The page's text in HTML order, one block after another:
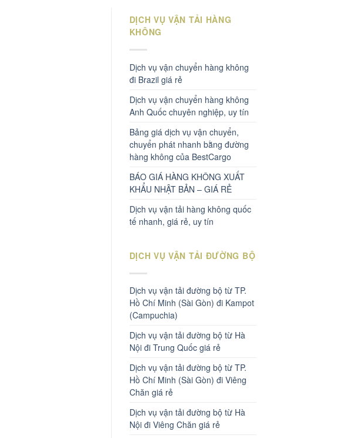
DỊCH VỤ VẬN TẢI HÀNG
KHÔNG
Dịch vụ vận chuyển hàng không
đi Brazil giá rẻ
Dịch vụ vận chuyển hàng không
Anh Quốc chuyên nghiệp, uy tín
Bảng giá dịch vụ vận chuyển,
chuyển phát nhanh bằng đường
hàng không của BestCargo
BÁO GIÁ HÀNG KHÔNG XUẤT
KHẨU NHẬT BẢN – GIÁ RẺ
Dịch vụ vận tải hàng không quốc
tế nhanh, giá rẻ, uy tín
DỊCH VỤ VẬN TẢI ĐƯỜNG BỘ
Dịch vụ vận tải đường bộ từ TP.
Hồ Chí Minh (Sài Gòn) đi Kampot
(Campuchia)
Dịch vụ vận tải đường bộ từ Hà
Nội đi Trung Quốc giá rẻ
Dịch vụ vận tải đường bộ từ TP.
Hồ Chí Minh (Sài Gòn) đi Viêng
Chăn giá rẻ
Dịch vụ vận tải đường bộ từ Hà
Nội đi Viêng Chăn giá rẻ